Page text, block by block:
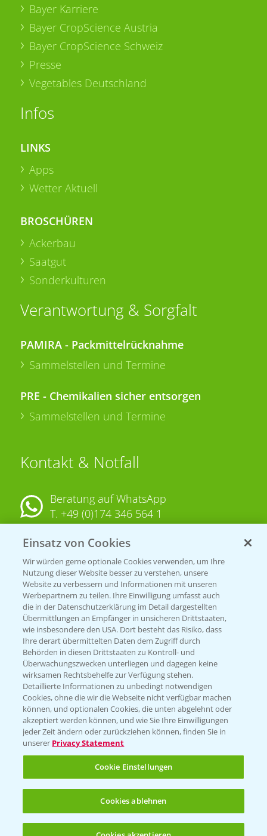
Bayer Karriere
Bayer CropScience Austria
Bayer CropScience Schweiz
Presse
Vegetables Deutschland
Infos
LINKS
Apps
Wetter Aktuell
BROSCHÜREN
Ackerbau
Saatgut
Sonderkulturen
Verantwortung & Sorgfalt
PAMIRA - Packmittelrücknahme
Sammelstellen und Termine
PRE - Chemikalien sicher entsorgen
Sammelstellen und Termine
Kontakt & Notfall
Beratung auf WhatsApp
T. +49 (0)174 346 564 1
KONTAKT
Hilfe in Notfällen
T.+49 (0)214/30-20220
Folgen Sie uns
Allgemeine Nutzungsbedingungen
Datenschutzerklärung
Impressum
Gebrauchshinweise
Einsatz von Cookies
Wir würden gerne optionale Cookies verwenden, um Ihre
Nutzung dieser Website besser zu verstehen, unsere
Website zu verbessern und Informationen mit unseren
Werbepartnern zu teilen. Ihre Einwilligung umfasst auch
die in der Datenschutzerklärung im Detail dargestellten
Übermittlungen an Empfänger in unsicheren Drittstaaten,
wie insbesondere den USA. Dort besteht das Risiko, dass
Ihre derart übermittelten Daten dem Zugriff durch
Behörden in diesen Drittstaaten zu Kontroll- und
Überwachungszwecken unterliegen und dagegen keine
wirksamen Rechtsbehelfe zur Verfügung stehen.
Detaillierte Informationen zu unbedingt notwendigen
Cookies, ohne die wir die Webseite nicht verfügbar machen
können, und optionalen Cookies, die unten abgelehnt oder
akzeptiert werden können, und wie Sie Ihre Einwilligungen
jeder Zeit ändern oder zurückziehen können, finden Sie in
unserer Privacy Statement
Cookie Einstellungen
Cookies ablehnen